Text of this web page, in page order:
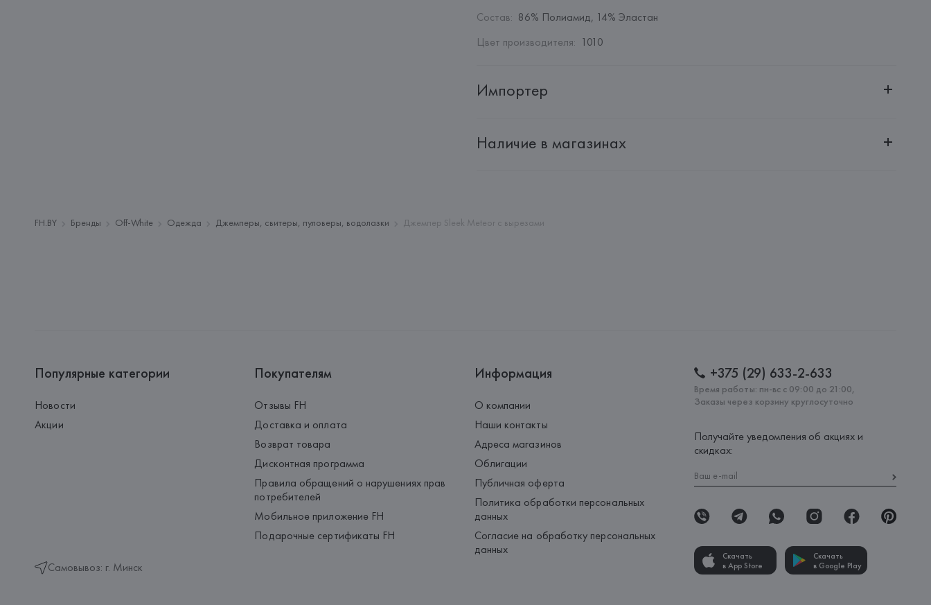
Состав: 86% Полиамид, 14% Эластан
Цвет производителя: 1010
Импортер
Адрес: Республика Беларусь, 220030, г. Минск, ул. Немига, 5, пом. 39
Наличие в магазинах
FH.BY Бренды Off-White Одежда Джемперы, свитеры, пуловеры, водолазки Джемпер Sleek Meteor с вырезами
Популярные категории
Новости
Акции
Самовывоз: г. Минск
Покупателям
Отзывы FH
Доставка и оплата
Возврат товара
Дисконтная программа
Правила обращений о нарушениях прав
потребителей
Мобильное приложение FH
Подарочные сертификаты FH
Информация
О компании
Наши контакты
Адреса магазинов
Облигации
Публичная оферта
Политика обработки персональных
данных
Согласие на обработку персональных
данных
+375 (29) 633-2-633
Время работы: пн-вс с 09:00 до 21:00,
Заказы через корзину круглосуточно
Получайте уведомления об акциях и
скидках:
Скачать
в App Store
Скачать
в Google Play